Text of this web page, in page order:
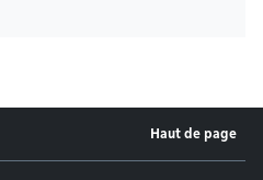
Haut de page